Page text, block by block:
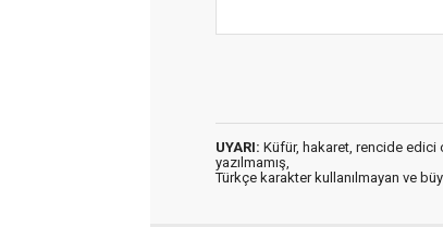
UYARI: Küfür, hakaret, rencide edici
yazılmamış,
Türkçe karakter kullanılmayan ve